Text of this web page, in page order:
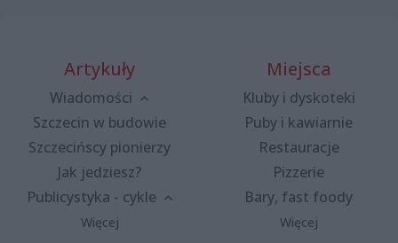
Artykuły
Wiadomości
Szczecin w budowie
Szczecińscy pionierzy
Jak jedziesz?
Publicystyka - cykle
Więcej
Miejsca
Kluby i dyskoteki
Puby i kawiarnie
Restauracje
Pizzerie
Bary, fast foody
Więcej